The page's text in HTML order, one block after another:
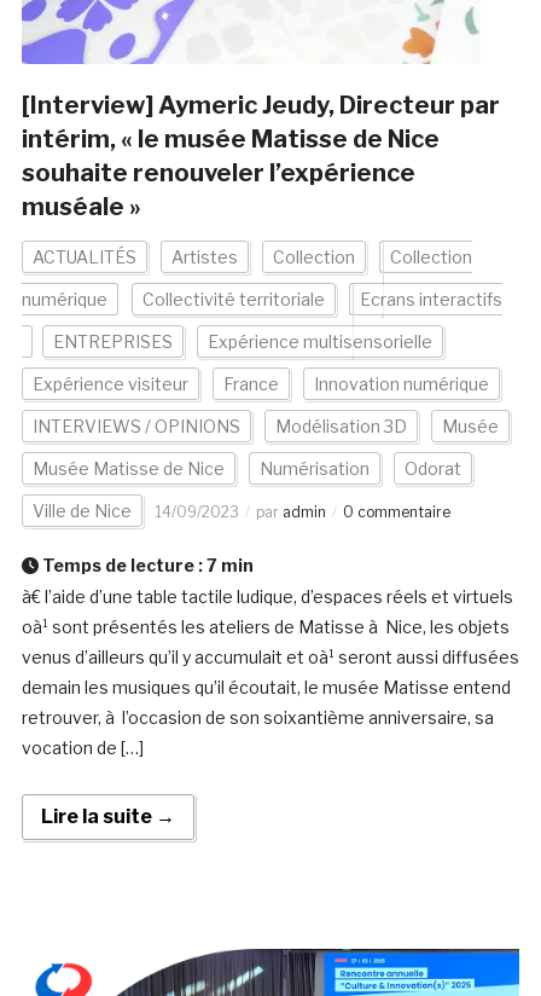
[Interview] Aymeric Jeudy, Directeur par
intérim, « le musée Matisse de Nice
souhaite renouveler l’expérience
muséale »
ACTUALITÉS Artistes Collection Collection
numérique Collectivité territoriale Ecrans interactifs
ENTREPRISES Expérience multisensorielle
Expérience visiteur France Innovation numérique
INTERVIEWS / OPINIONS Modélisation 3D Musée
Musée Matisse de Nice Numérisation Odorat
Ville de Nice 14/09/2023 par admin 0 commentaire
Temps de lecture :7 min
à€ l’aide d’une table tactile ludique, d’espaces réels et virtuels
oà¹ sont présentés les ateliers de Matisse à Nice, les objets
venus d’ailleurs qu’il y accumulait et oà¹ seront aussi diffusées
demain les musiques qu’il écoutait, le musée Matisse entend
retrouver, à l’occasion de son soixantième anniversaire, sa
vocation de […]
Lire la suite →